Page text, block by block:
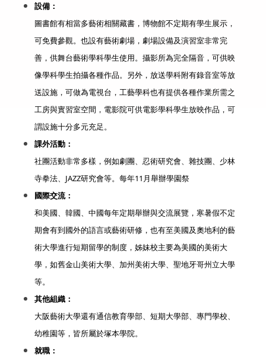
設備：
圖書館有相當多藝術相關藏書，博物館不定期有學生展示，
可免費參觀。也設有藝術劇場，劇場設備及演習室非常完
善，供舞台藝術學科學生使用。攝影所為完全隔音，可供映
像學科學生拍攝各種作品。另外，放送學科附有錄音室等放
送設施，可做為電視台，工藝學科也有提供各種作業所需之
工房與實習室空間，電影院可供電影學科學生放映作品，可
謂設施十分多元充足。
課外活動：
社團活動非常多樣，例如劇團、忍術研究會、雜技團、少林
寺拳法、JAZZ研究會等。每年11月舉辦學園祭
國際交流：
和美國、韓國、中國每年定期舉辦與交流展覽，寒暑假不定
期會有到國外的語言或藝術研修，也有至美國及奧地利的藝
術大學進行短期留學的制度，姊妹校主要為美國的美術大
學，如舊金山美術大學、加州美術大學、聖地牙哥州立大學
等。
其他組織：
大阪藝術大學還有通信教育學部、短期大學部、專門學校、
幼稚園等，皆所屬於塚本學院。
就職：